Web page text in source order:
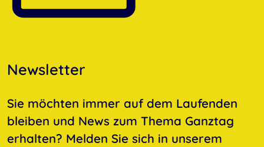
Newsletter
Sie möchten immer auf dem Laufenden
bleiben und News zum Thema Ganztag
erhalten? Melden Sie sich in unserem